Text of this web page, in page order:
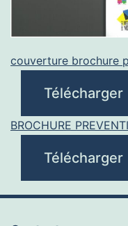
couverture brochure
Télécharger
BROCHURE
Télécharger